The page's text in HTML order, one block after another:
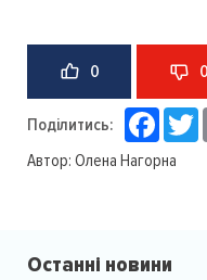
0 0
Поділитись:
Автор: Олена Нагорна
Останні новини